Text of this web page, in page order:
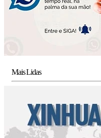
Mais Lidas